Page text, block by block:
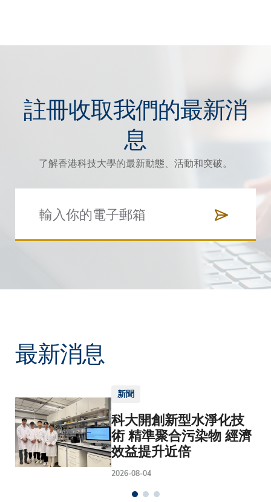
註冊收取我們的最新消
息
了解香港科技大學的最新動態、活動和突破。
最新消息
新聞
科大開創新型水淨化技
術 精準聚合污染物 經濟
效益提升近倍
2026-08-04